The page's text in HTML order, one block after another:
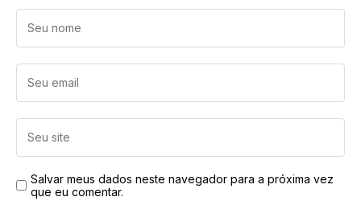
Salvar meus dados neste navegador para a próxima vez
que eu comentar.